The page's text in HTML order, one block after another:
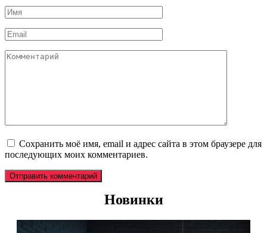
Имя
*
Email
*
Комментарий
Сохранить моё имя, email и адрес сайта в этом браузере для
последующих моих комментариев.
Новинки